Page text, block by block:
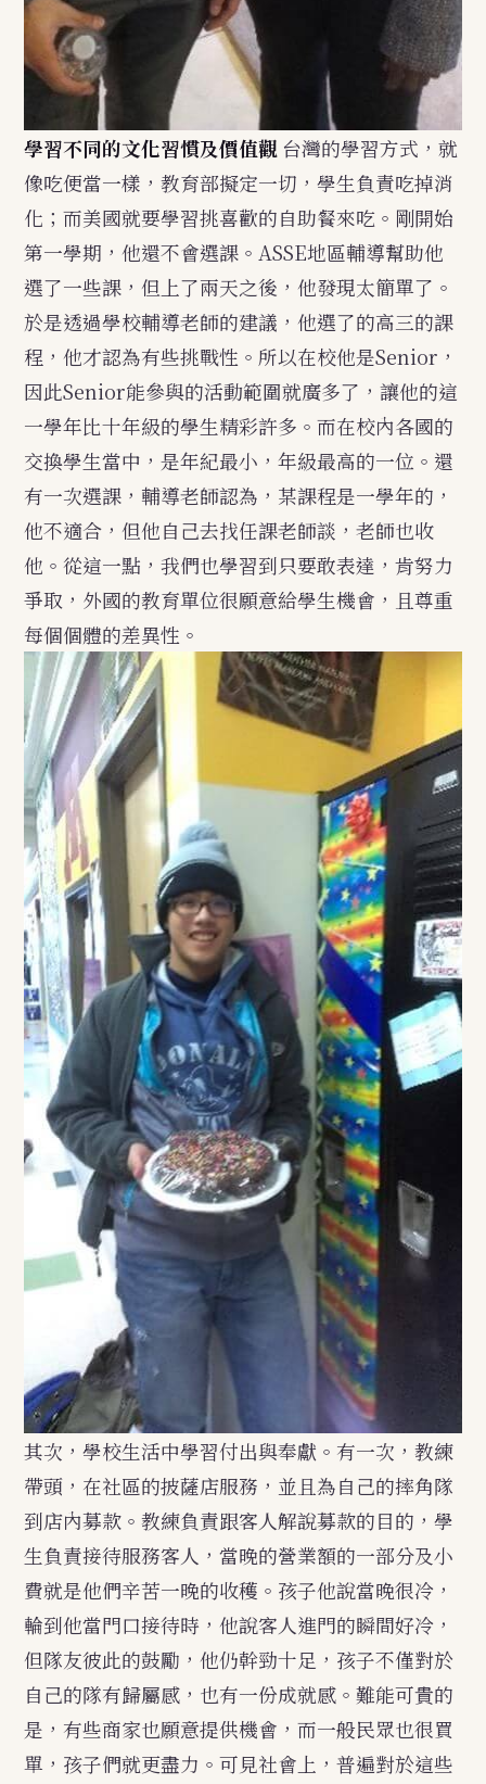
學習不同的文化習慣及價值觀 台灣的學習方式，就
像吃便當一樣，教育部擬定一切，學生負責吃掉消
化；而美國就要學習挑喜歡的自助餐來吃。剛開始
第一學期，他還不會選課。ASSE地區輔導幫助他
選了一些課，但上了兩天之後，他發現太簡單了。
於是透過學校輔導老師的建議，他選了的高三的課
程，他才認為有些挑戰性。所以在校他是Senior，
因此Senior能參與的活動範圍就廣多了，讓他的這
一學年比十年級的學生精彩許多。而在校內各國的
交換學生當中，是年紀最小，年級最高的一位。還
有一次選課，輔導老師認為，某課程是一學年的，
他不適合，但他自己去找任課老師談，老師也收
他。從這一點，我們也學習到只要敢表達，肯努力
爭取，外國的教育單位很願意給學生機會，且尊重
每個個體的差異性。
其次，學校生活中學習付出與奉獻。有一次，教練
帶頭，在社區的披薩店服務，並且為自己的摔角隊
到店內募款。教練負責跟客人解說募款的目的，學
生負責接待服務客人，當晚的營業額的一部分及小
費就是他們辛苦一晚的收穫。孩子他說當晚很冷，
輪到他當門口接待時，他說客人進門的瞬間好冷，
但隊友彼此的鼓勵，他仍幹勁十足，孩子不僅對於
自己的隊有歸屬感，也有一份成就感。難能可貴的
是，有些商家也願意提供機會，而一般民眾也很買
單，孩子們就更盡力。可見社會上，普遍對於這些